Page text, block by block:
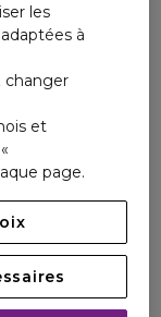
les
à
changer
et
page.